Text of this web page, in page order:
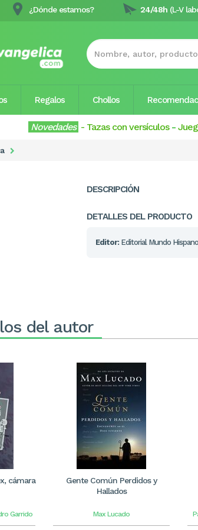
¿Dónde estamos? 24/48h (L-V
Regalos Chollos
Novedades - Tazas con versículos-
DESCRIPCIÓN
DETALLES DEL PRODUCTO
Editor: Editorial Mundo Hispano
del autor
cámara
Garrido
Gente Común Perdidos y
Hallados
Max Lucado